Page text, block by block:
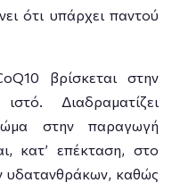
ότι υπάρχει παντού
βρίσκεται στην
Διαδραματίζει
στην παραγωγή
κατ’ επέκταση, στο
υδατανθράκων, καθώς